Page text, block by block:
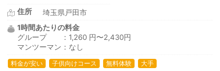
住所
埼玉県戸田市
1時間あたりの料金
グループ ：1,260 円〜2,430円
マンツーマン：なし
料金が安い 子供向けコース 無料体験 大手